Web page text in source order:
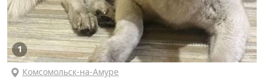
1
Комсомольск-на-Амуре